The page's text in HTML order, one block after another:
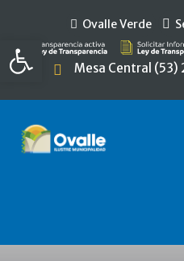
Abrir barra de
Ovalle Verde
Mesa Central (53)